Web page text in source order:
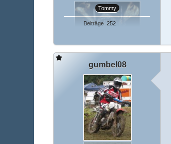
Tommy
Beiträge 252
gumbel08